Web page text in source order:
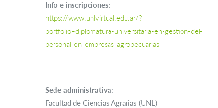
Info e inscripciones:
https://www.unlvirtual.edu.ar/?
portfolio=diplomatura-universitaria-en-gestion-del-
personal-en-empresas-agropecuarias
Sede administrativa:
Facultad de Ciencias Agrarias (UNL)